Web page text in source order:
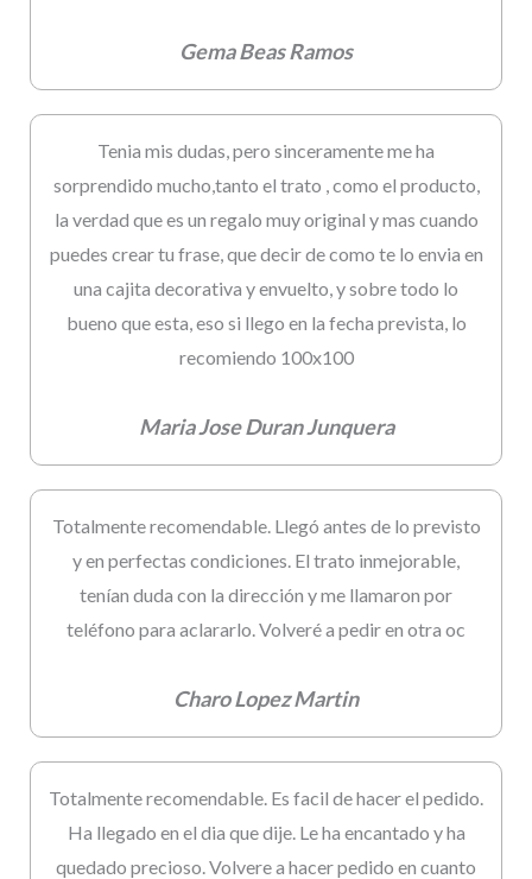
Gema Beas Ramos
Tenia mis dudas, pero sinceramente me ha
sorprendido mucho,tanto el trato , como el producto,
la verdad que es un regalo muy original y mas cuando
puedes crear tu frase, que decir de como te lo envia en
una cajita decorativa y envuelto, y sobre todo lo
bueno que esta, eso si llego en la fecha prevista, lo
recomiendo 100x100
Maria Jose Duran Junquera
Totalmente recomendable. Llegó antes de lo previsto
y en perfectas condiciones. El trato inmejorable,
tenían duda con la dirección y me llamaron por
teléfono para aclararlo. Volveré a pedir en otra oc
Charo Lopez Martin
Totalmente recomendable. Es facil de hacer el pedido.
Ha llegado en el dia que dije. Le ha encantado y ha
quedado precioso. Volvere a hacer pedido en cuanto